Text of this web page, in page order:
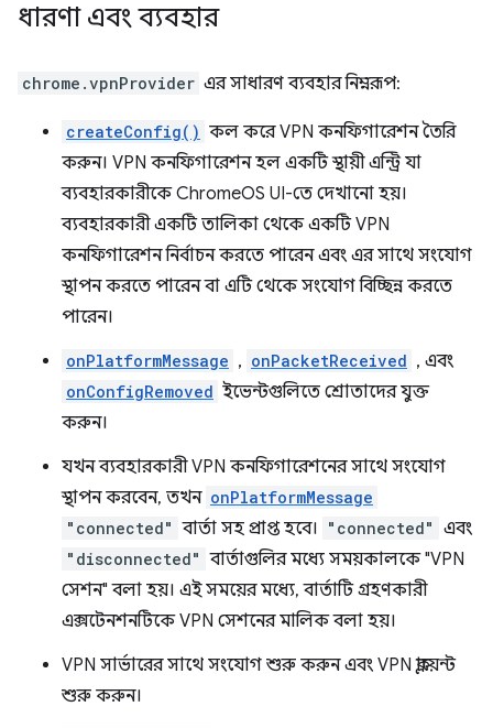
ধারণা এবং ব্যবহার
chrome.vpnProvider এর সাধারণ ব্যবহার নিম্নরূপ:
createConfig() কল করে VPN কনফিগারেশন তৈরি
করুন। VPN কনফিগারেশন হল একটি স্থায়ী এন্ট্রি যা
ব্যবহারকারীকে ChromeOS UI-তে দেখানো হয়।
ব্যবহারকারী একটি তালিকা থেকে একটি VPN
কনফিগারেশন নির্বাচন করতে পারেন এবং এর সাথে সংযোগ
স্থাপন করতে পারেন বা এটি থেকে সংযোগ বিচ্ছিন্ন করতে
পারেন।
onPlatformMessage , onPacketReceived , এবং
onConfigRemoved ইভেন্টগুলিতে শ্রোতাদের যুক্ত
করুন।
যখন ব্যবহারকারী VPN কনফিগারেশনের সাথে সংযোগ
স্থাপন করবেন, তখন onPlatformMessage
"connected" বার্তা সহ প্রাপ্ত হবে। "connected" এবং
"disconnected" বার্তাগুলির মধ্যে সময়কালকে "VPN
সেশন" বলা হয়। এই সময়ের মধ্যে, বার্তাটি গ্রহণকারী
এক্সটেনশনটিকে VPN সেশনের মালিক বলা হয়।
VPN সার্ভারের সাথে সংযোগ শুরু করুন এবং VPN ক্লায়েন্ট
শুরু করুন।